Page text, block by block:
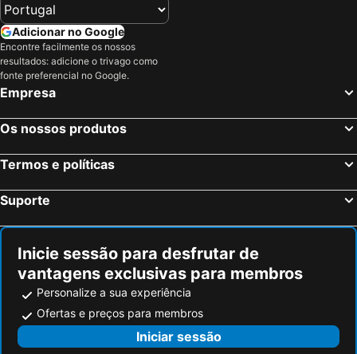
Adicionar no Google
Encontre facilmente os nossos
resultados: adicione o trivago como
fonte preferencial no Google.
Empresa
Os nossos produtos
Termos e políticas
Suporte
Inicie sessão para desfrutar de
vantagens exclusivas para membros
Personalize a sua experiência
Ofertas e preços para membros
Iniciar sessão